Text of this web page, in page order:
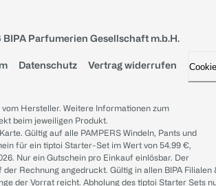
Parfumerien Gesellschaft m.b.H.
Datenschutz Vertrag widerrufen
Hersteller. Weitere Informationen zum
beim jeweiligen Produkt.
Gültig auf alle PAMPERS Windeln, Pants und
für ein tiptoi Starter-Set im Wert von 54.99 €,
Nur ein Gutschein pro Einkauf einlösbar. Der
Rechnung angedruckt. Gültig in allen BIPA Filialen
der Vorrat reicht. Abholung des tiptoi Starter Sets